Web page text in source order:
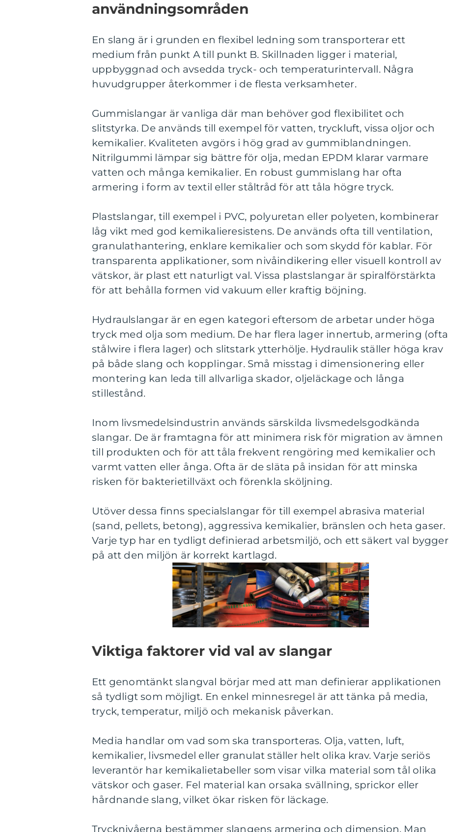
användningsområden
En slang är i grunden en flexibel ledning som transporterar ett
medium från punkt A till punkt B. Skillnaden ligger i material,
uppbyggnad och avsedda tryck- och temperaturintervall. Några
huvudgrupper återkommer i de flesta verksamheter.
Gummislangar är vanliga där man behöver god flexibilitet och
slitstyrka. De används till exempel för vatten, tryckluft, vissa oljor och
kemikalier. Kvaliteten avgörs i hög grad av gummiblandningen.
Nitrilgummi lämpar sig bättre för olja, medan EPDM klarar varmare
vatten och många kemikalier. En robust gummislang har ofta
armering i form av textil eller ståltråd för att tåla högre tryck.
Plastslangar, till exempel i PVC, polyuretan eller polyeten, kombinerar
låg vikt med god kemikalieresistens. De används ofta till ventilation,
granulathantering, enklare kemikalier och som skydd för kablar. För
transparenta applikationer, som nivåindikering eller visuell kontroll av
vätskor, är plast ett naturligt val. Vissa plastslangar är spiralförstärkta
för att behålla formen vid vakuum eller kraftig böjning.
Hydraulslangar är en egen kategori eftersom de arbetar under höga
tryck med olja som medium. De har flera lager innertub, armering (ofta
stålwire i flera lager) och slitstark ytterhölje. Hydraulik ställer höga krav
på både slang och kopplingar. Små misstag i dimensionering eller
montering kan leda till allvarliga skador, oljeläckage och långa
stillestånd.
Inom livsmedelsindustrin används särskilda livsmedelsgodkända
slangar. De är framtagna för att minimera risk för migration av ämnen
till produkten och för att tåla frekvent rengöring med kemikalier och
varmt vatten eller ånga. Ofta är de släta på insidan för att minska
risken för bakterietillväxt och förenkla sköljning.
Utöver dessa finns specialslangar för till exempel abrasiva material
(sand, pellets, betong), aggressiva kemikalier, bränslen och heta gaser.
Varje typ har en tydligt definierad arbetsmiljö, och ett säkert val bygger
på att den miljön är korrekt kartlagd.
Viktiga faktorer vid val av slangar
Ett genomtänkt slangval börjar med att man definierar applikationen
så tydligt som möjligt. En enkel minnesregel är att tänka på media,
tryck, temperatur, miljö och mekanisk påverkan.
Media handlar om vad som ska transporteras. Olja, vatten, luft,
kemikalier, livsmedel eller granulat ställer helt olika krav. Varje seriös
leverantör har kemikalietabeller som visar vilka material som tål olika
vätskor och gaser. Fel material kan orsaka svällning, sprickor eller
hårdnande slang, vilket ökar risken för läckage.
Trycknivåerna bestämmer slangens armering och dimension. Man